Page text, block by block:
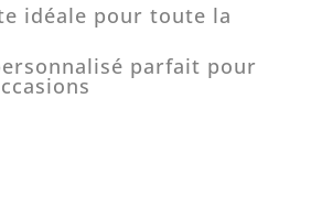
idéale pour toute la
parfait pour